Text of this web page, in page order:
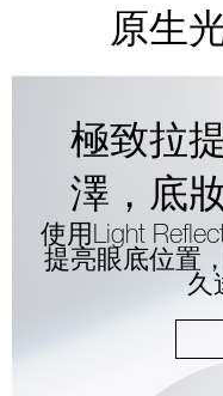
原生
極致拉
澤，底
使用Light
提亮眼底位置
久